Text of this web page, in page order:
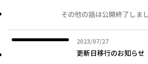
その他の話は公開終了しま
2023/07/27
2023年07月27日
更新日移行のお知らせ